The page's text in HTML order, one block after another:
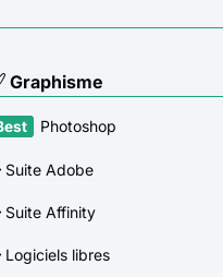
Graphisme
Photoshop
Suite Adobe
Suite Affinity
Logiciels libres